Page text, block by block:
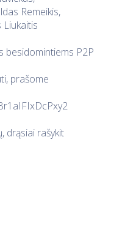
Remeikis,
Liukaitis
besidomintiems P2P
prašome
drąsiai rašykit